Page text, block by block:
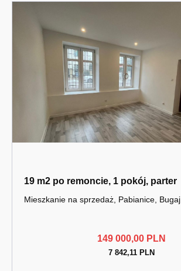
19 m2 po remoncie, 1 pokój, parter
Mieszkanie na sprzedaż, Pabianice, Bugaj
149 000,00 PLN
7 842,11 PLN